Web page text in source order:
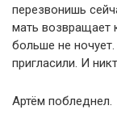
перезвонишь
мать возвращает
больше не
пригласили. И
Артём побледнел.